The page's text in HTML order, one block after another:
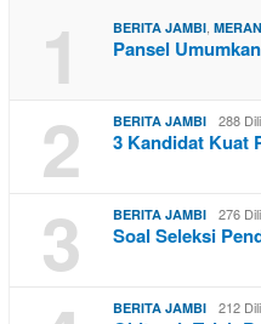
1 BERITA JAMBI,
Pansel
2 BERITA JAMBI 288
3 Kandidat Kuat
3 BERITA JAMBI 276
Soal Seleksi
BERITA JAMBI 212